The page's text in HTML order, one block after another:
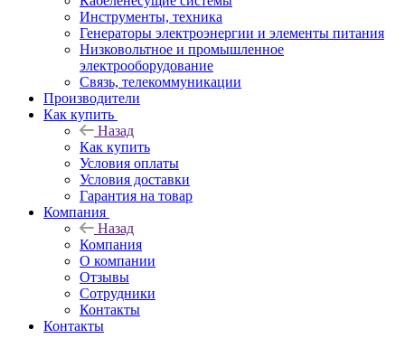
Инструменты, техника
Генераторы электроэнергии и элементы питания
Низковольтное и промышленное
электрооборудование
Связь, телекоммуникации
Производители
Как купить
Назад
Как купить
Условия оплаты
Условия доставки
Гарантия на товар
Компания
Назад
Компания
О компании
Отзывы
Сотрудники
Контакты
Контакты